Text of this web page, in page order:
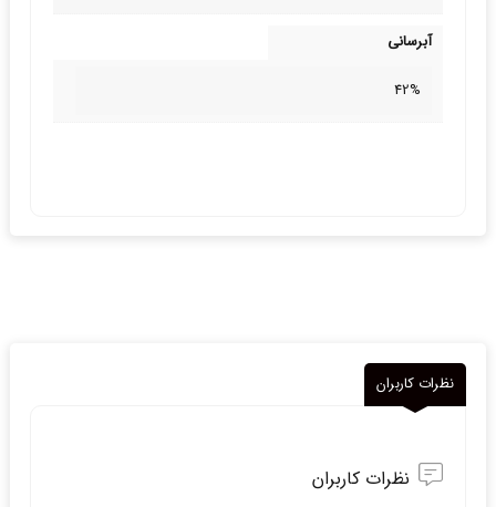
آبرسانی
42%
نظرات کاربران
نظرات کاربران